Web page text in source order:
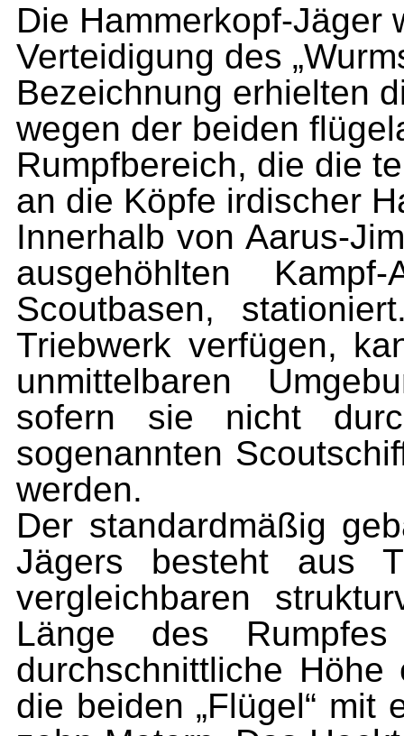
Die Hammerkopf-Jäger
Verteidigung des
Bezeichnung erhielten
wegen der beiden
Rumpfbereich, die die
an die Köpfe irdischer
Innerhalb von Aarus-
ausgehöhlten
Scoutbasen,
Triebwerk verfügen,
unmittelbaren
sofern sie nicht
sogenannten
werden.
Der standardmäßig
Jägers besteht aus
vergleichbaren
Länge des
durchschnittliche
die beiden „Flügel“ mit